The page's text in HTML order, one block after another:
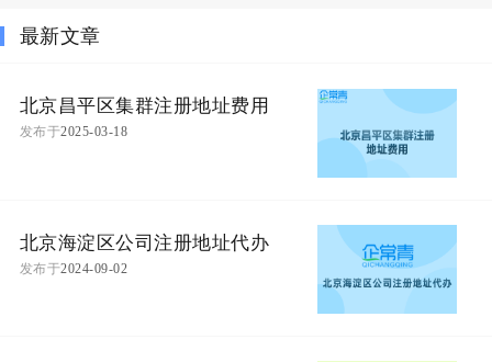
最新文章
北京昌平区集群注册地址费用
发布于2025-03-18
北京海淀区公司注册地址代办
发布于2024-09-02